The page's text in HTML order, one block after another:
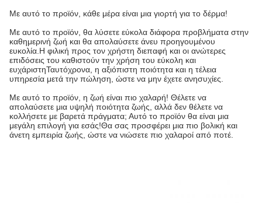
Με αυτό το προϊόν, κάθε μέρα είναι μια γιορτή για το δέρμα!
Με αυτό το προϊόν, θα λύσετε εύκολα διάφορα προβλήματα στην
καθημερινή ζωή και θα απολαύσετε άνευ προηγουμένου
ευκολία.Η φιλική προς τον χρήστη διεπαφή και οι ανώτερες
επιδόσεις του καθιστούν την χρήση του εύκολη και
ευχάριστηΤαυτόχρονα, η αξιόπιστη ποιότητα και η τέλεια
υπηρεσία μετά την πώληση, ώστε να μην έχετε ανησυχίες.
Με αυτό το προϊόν, η ζωή είναι πιο χαλαρή! Θέλετε να
απολαύσετε μια υψηλή ποιότητα ζωής, αλλά δεν θέλετε να
κολλήσετε με βαρετά πράγματα; Αυτό το προϊόν θα είναι μια
μεγάλη επιλογή για εσάς!Θα σας προσφέρει μια πιο βολική και
άνετη εμπειρία ζωής, ώστε να νιώσετε πιο χαλαροί από ποτέ.